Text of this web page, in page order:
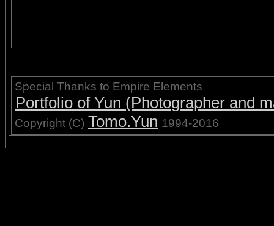
Special Thanks to Empire Elements
Portfolio of Yun (Photographer and
Copyright (C) Tomo.Yun 1994-2016